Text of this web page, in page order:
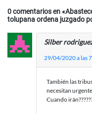
0 comentarios en «
tolupana ordena juzgado
Silber
29/04/2020 a las
También las
necesitan
Cuando